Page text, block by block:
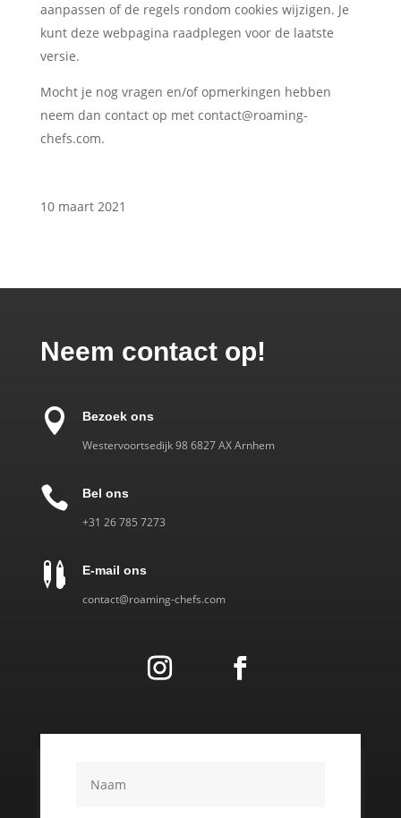
aanpassen of de regels rondom cookies wijzigen. Je
kunt deze webpagina raadplegen voor de laatste
versie.
Mocht je nog vragen en/of opmerkingen hebben
neem dan contact op met contact@roaming-
chefs.com.
10 maart 2021
Neem contact op!
 Bezoek ons
Westervoortsedijk 98 6827 AX Arnhem
 Bel ons
‎+31 26 785 7273
 E-mail ons
contact@roaming-chefs.com